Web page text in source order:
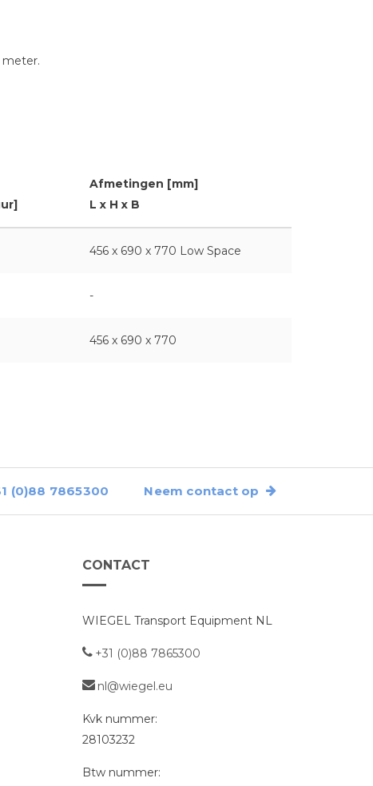
meter.
Afmetingen [mm]
L x H x B
456 x 690 x 770 Low Space
-
456 x 690 x 770
(0)88 7865300 Neem contact op
CONTACT
WIEGEL Transport Equipment NL
+31 (0)88 7865300
nl@wiegel.eu
Kvk nummer:
28103232
Btw nummer: